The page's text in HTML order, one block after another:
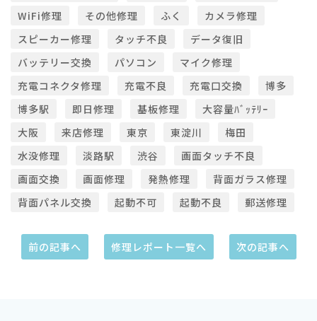
WiFi修理
その他修理 ふく
カメラ修理
スピーカー修理
タッチ不良
データ復旧
バッテリー交換
パソコン
マイク修理
充電コネクタ修理
充電不良 充電口交換
博多
博多駅
即日修理 基板修理
大容量ﾊﾞｯﾃﾘｰ
大阪
来店修理 東京 東淀川
梅田
水没修理
淡路駅 渋谷
画面タッチ不良
画面交換
画面修理 発熱修理
背面ガラス修理
背面パネル交換
起動不可 起動不良 郵送修理
前の記事へ 修理レポート一覧へ 次の記事へ